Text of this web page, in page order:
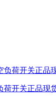
荷开关正品现